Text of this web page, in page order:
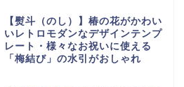
【熨斗（のし）】椿の花がかわい
いレトロモダンなデザインテンプ
レート・様々なお祝いに使える
「梅結び」の水引がおしゃれ